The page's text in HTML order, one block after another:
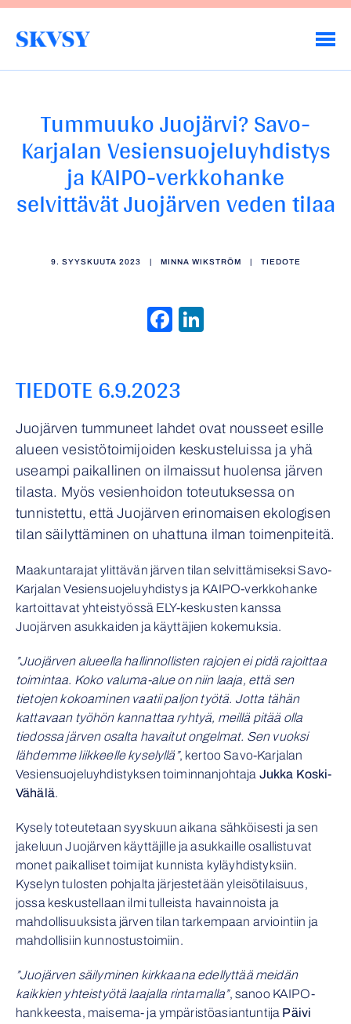
Hyppää
Tummuuko Juojärvi? Savo-
Karjalan Vesiensuojeluyhdistys
ja KAIPO-verkkohanke
selvittävät Juojärven veden tilaa
9. SYYSKUUTA 2023 | MINNA WIKSTRÖM | TIEDOTE
Facebook
TIEDOTE 6.9.2023
Juojärven tummuneet lahdet ovat nousseet esille
alueen vesistötoimijoiden keskusteluissa ja yhä
useampi paikallinen on ilmaissut huolensa järven
tilasta. Myös vesienhoidon toteutuksessa on
tunnistettu, että Juojärven erinomaisen ekologisen
tilan säilyttäminen on uhattuna ilman toimenpiteitä.
Maakuntarajat ylittävän järven tilan selvittämiseksi Savo-
Karjalan Vesiensuojeluyhdistys ja KAIPO-verkkohanke
kartoittavat yhteistyössä ELY-keskusten kanssa
Juojärven asukkaiden ja käyttäjien kokemuksia.
”Juojärven alueella hallinnollisten rajojen ei pidä rajoittaa
toimintaa. Koko valuma-alue on niin laaja, että sen
tietojen kokoaminen vaatii paljon työtä. Jotta tähän
kattavaan työhön kannattaa ryhtyä, meillä pitää olla
tiedossa järven osalta havaitut ongelmat. Sen vuoksi
lähdemme liikkeelle kyselyllä”, kertoo Savo-Karjalan
Vesiensuojeluyhdistyksen toiminnanjohtaja Jukka Koski-
Vähälä.
Kysely toteutetaan syyskuun aikana sähköisesti ja sen
jakeluun Juojärven käyttäjille ja asukkaille osallistuvat
monet paikalliset toimijat kunnista kyläyhdistyksiin.
Kyselyn tulosten pohjalta järjestetään yleisötilaisuus,
jossa keskustellaan ilmi tulleista havainnoista ja
mahdollisuuksista järven tilan tarkempaan arviointiin ja
mahdollisiin kunnostustoimiin.
”Juojärven säilyminen kirkkaana edellyttää meidän
kaikkien yhteistyötä laajalla rintamalla”, sanoo KAIPO-
hankkeesta, maisema- ja ympäristöasiantuntija Päivi